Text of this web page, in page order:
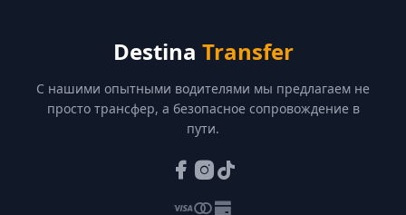
Destina Transfer
С нашими опытными водителями мы предлагаем не
просто трансфер, а безопасное сопровождение в
пути.